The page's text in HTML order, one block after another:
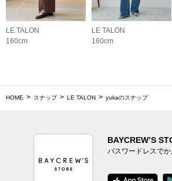
LE TALON
160cm
LE TALON
160cm
HOME スナップ LE TALON yukaのスナップ
BAYCREW’S
パスワードレスで